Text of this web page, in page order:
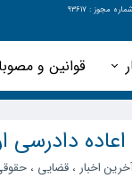
شماره مجوز : ۹۳۶۱۷
قوانین و
دادرسی
اخبار ، قضایی ،